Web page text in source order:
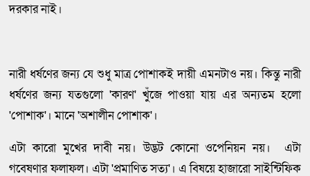
দরকার নাই।
নারী ধর্ষণের জন্য যে শুধু মাত্র পোশাকই দায়ী এমনটাও নয়। কিন্তু নারী
ধর্ষণের জন্য যতগুলো 'কারণ' খুঁজে পাওয়া যায় এর অন্যতম হলো
'পোশাক'। মানে 'অশালীন পোশাক'।
এটা কারো মুখের দাবী নয়। উদ্ভট কোনো ওপেনিয়ন নয়। এটা
গবেষণার ফলাফল। এটা 'প্রমাণিত সত্য'। এ বিষয়ে হাজারো সাইন্টিফিক